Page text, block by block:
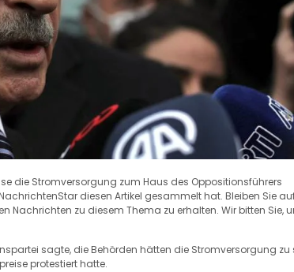
die Stromversorgung zum Haus des Oppositionsführers
diesen Artikel gesammelt hat. Bleiben Sie
Nachrichten zu diesem Thema zu erhalten. Wir bitten Sie,
sagte, die Behörden hätten die Stromversorgung zu
protestiert hatte.